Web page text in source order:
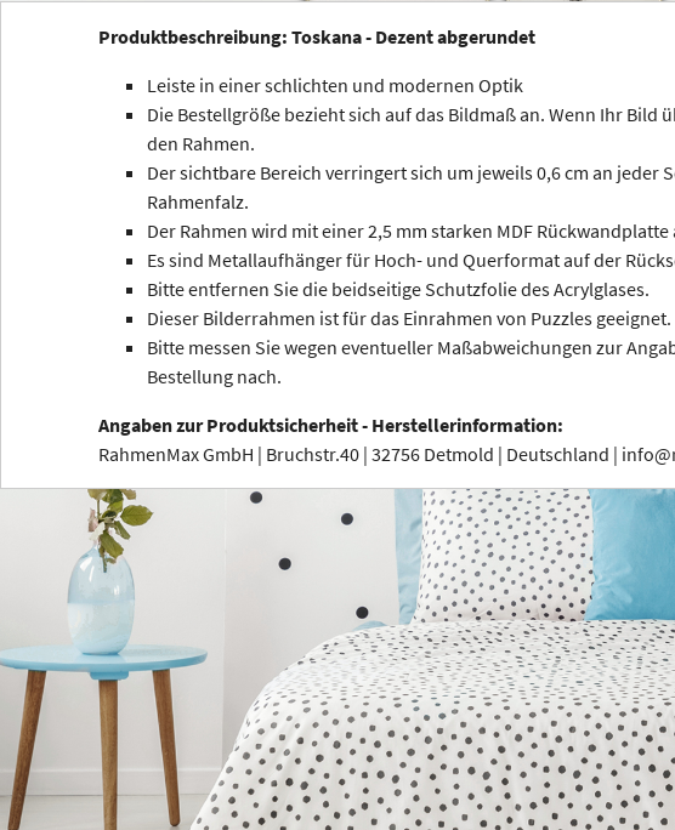
Produktbeschreibung: Toskana - Dezent abgerundet
Leiste in einer schlichten und modernen Optik
Die Bestellgröße bezieht sich auf das Bildmaß an. Wenn Ihr Bild
den Rahmen.
Der sichtbare Bereich verringert sich um jeweils 0,6 cm an
Rahmenfalz.
Der Rahmen wird mit einer 2,5 mm starken MDF
Es sind Metallaufhänger für Hoch- und Querformat auf der
Bitte entfernen Sie die beidseitige Schutzfolie des Acrylglases.
Dieser Bilderrahmen ist für das Einrahmen von Puzzles geeignet.
Bitte messen Sie wegen eventueller Maßabweichungen zur
Bestellung nach.
Angaben zur Produktsicherheit - Herstellerinformation:
RahmenMax GmbH | Bruchstr.40 | 32756 Detmold | Deutschland |